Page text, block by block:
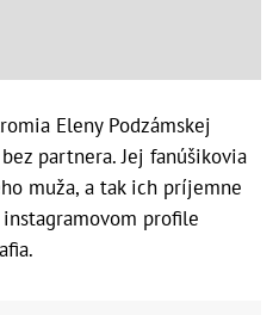
Eleny Podzámskej
partnera. Jej fanúšikovia
muža, a tak ich príjemne
profile